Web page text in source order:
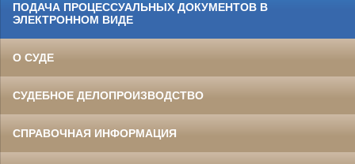
ПОДАЧА ПРОЦЕССУАЛЬНЫХ ДОКУМЕНТОВ В
ЭЛЕКТРОННОМ ВИДЕ
О СУДЕ
СУДЕБНОЕ ДЕЛОПРОИЗВОДСТВО
СПРАВОЧНАЯ ИНФОРМАЦИЯ